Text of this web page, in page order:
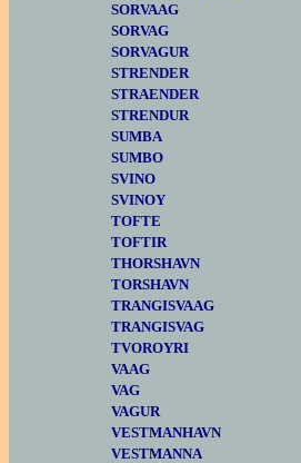
SORVAAG
SORVAG
SORVAGUR
STRENDER
STRAENDER
STRENDUR
SUMBA
SUMBO
SVINO
SVINOY
TOFTE
TOFTIR
THORSHAVN
TORSHAVN
TRANGISVAAG
TRANGISVAG
TVOROYRI
VAAG
VAG
VAGUR
VESTMANHAVN
VESTMANNA